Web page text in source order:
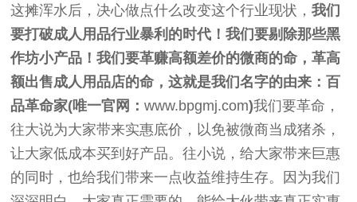
这摊浑水后，决心做点什么改变这个行业现状，我们
要打破成人用品行业暴利的时代！我们要剔除那些黑
作坊小产品！我们要革赚高额差价的微商的命，革高
额出售成人用品店的命，这就是我们名字的由来：百
品革命家(唯一官网：www.bpgmj.com)我们要革命，
往大说为大家带来实惠底价，以免被微商当成猪杀，
让大家低成本买到好产品。往小说，给大家带来巨惠
的同时，也给我们带来一点收益维持生存。因为我们